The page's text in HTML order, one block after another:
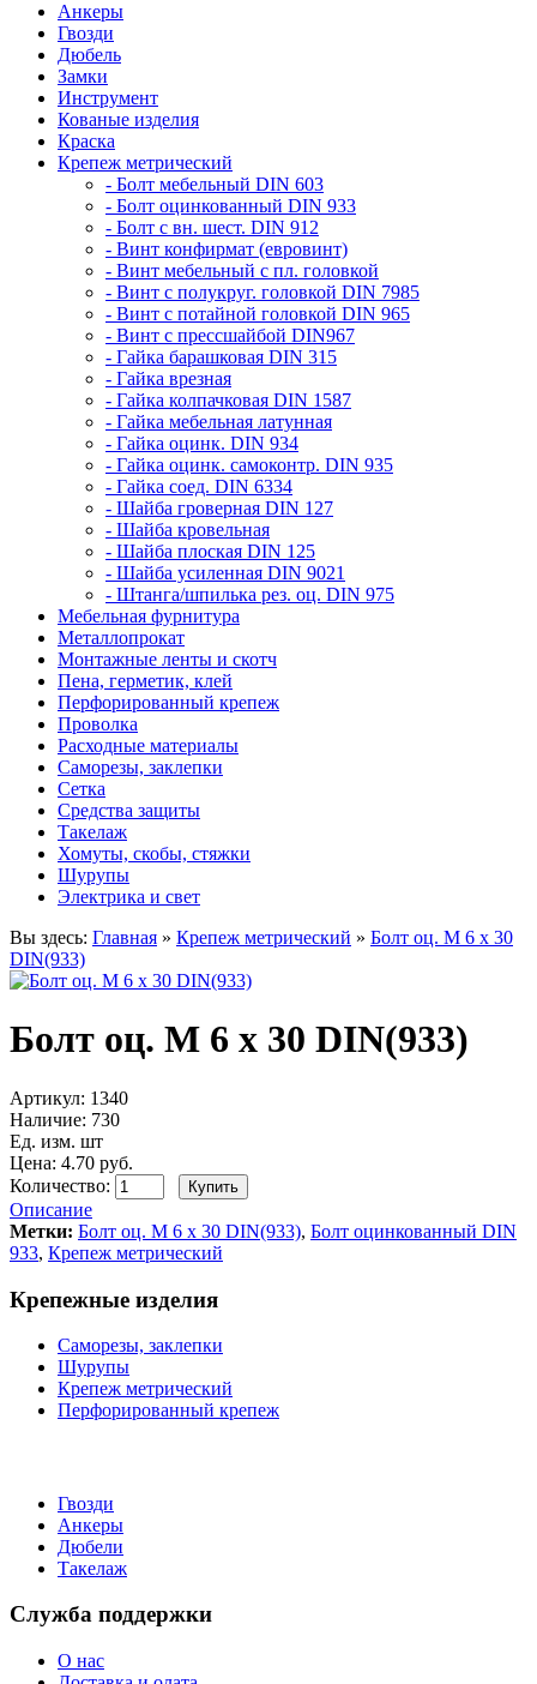
Анкеры
Гвозди
Дюбель
Замки
Инструмент
Кованые изделия
Краска
Крепеж метрический
- Болт мебельный DIN 603
- Болт оцинкованный DIN 933
- Болт с вн. шест. DIN 912
- Винт конфирмат (евровинт)
- Винт мебельный с пл. головкой
- Винт с полукруг. головкой DIN 7985
- Винт с потайной головкой DIN 965
- Винт с прессшайбой DIN967
- Гайка барашковая DIN 315
- Гайка врезная
- Гайка колпачковая DIN 1587
- Гайка мебельная латунная
- Гайка оцинк. DIN 934
- Гайка оцинк. самоконтр. DIN 935
- Гайка соед. DIN 6334
- Шайба гроверная DIN 127
- Шайба кровельная
- Шайба плоская DIN 125
- Шайба усиленная DIN 9021
- Штанга/шпилька рез. оц. DIN 975
Мебельная фурнитура
Металлопрокат
Монтажные ленты и скотч
Пена, герметик, клей
Перфорированный крепеж
Проволка
Расходные материалы
Саморезы, заклепки
Сетка
Средства защиты
Такелаж
Хомуты, скобы, стяжки
Шурупы
Электрика и свет
Вы здесь: Главная » Крепеж метрический » Болт оц. М 6 х 30
DIN(933)
Болт оц. М 6 х 30 DIN(933)
Артикул: 1340
Наличие: 730
Ед. изм. шт
Цена: 4.70 руб.
Количество:
Описание
Метки: Болт оц. М 6 х 30 DIN(933), Болт оцинкованный DIN
933, Крепеж метрический
Крепежные изделия
Саморезы, заклепки
Шурупы
Крепеж метрический
Перфорированный крепеж
Гвозди
Анкеры
Дюбели
Такелаж
Служба поддержки
О нас